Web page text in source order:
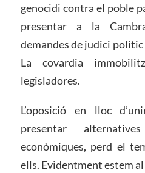
genocidi contra el poble
presentar a la
demandes de judici
La covardia
legisladores.
L’oposició en lloc
presentar
econòmiques, perd el
ells. Evidentment estem al